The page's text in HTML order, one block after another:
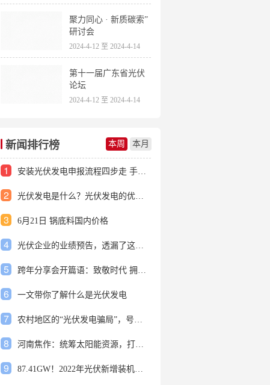
聚力同心 · 新质碳索”
研讨会
2024-4-12 至 2024-4-14
第十一届广东省光伏
论坛
2024-4-12 至 2024-4-14
新闻排行榜 本周 本月
1 安装光伏发电申报流程四步走 手把手教你装起光伏电站
2 光伏发电是什么？光伏发电的优缺点有哪些？
3 6月21日 锅底料国内价格
4 光伏企业的业绩预告，透漏了这些信号
5 跨年分享会开篇语：致敬时代 拥抱变革
6 一文带你了解什么是光伏发电
7 农村地区的“光伏发电骗局”，号称能用屋顶赚钱，不少人已经上当
8 河南焦作：统筹太阳能资源，打造百万千瓦级光伏基地
9 87.41GW！2022年光伏新增装机规模发布